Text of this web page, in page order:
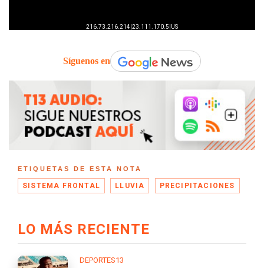
Síguenos en
ETIQUETAS DE ESTA NOTA
SISTEMA FRONTAL LLUVIA PRECIPITACIONES
LO MÁS RECIENTE
DEPORTES13